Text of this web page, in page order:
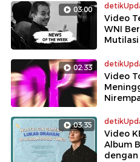
03:00
Video
WNI
02:33
Video
03:35
Video
Album
dengan